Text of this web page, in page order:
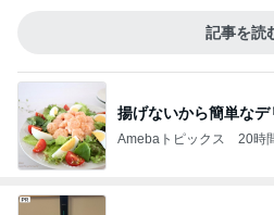
記事を読
揚げないから簡単なデ
Amebaトピックス 20時